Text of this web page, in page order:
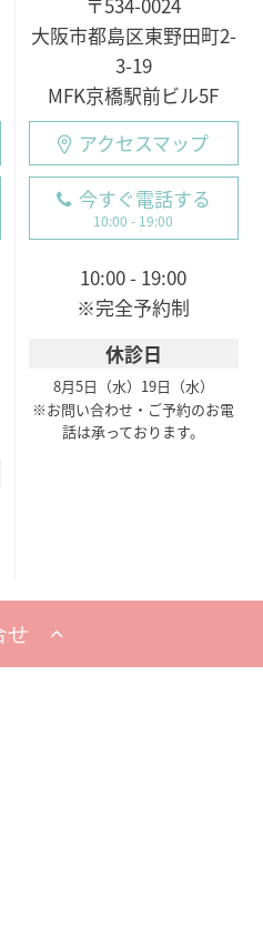
大阪市都島区東野田町2-
3-19
MFK京橋駅前ビル5F
アクセスマップ
今すぐ電話する
10:00 - 19:00
10:00 - 19:00
※完全予約制
休診日
8月5日（水） 19日（水）
※お問い合わせ・ご予約のお電
話は承っております。